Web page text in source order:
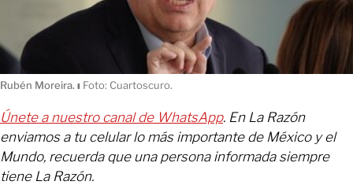
Rubén Moreira. ı Foto: Cuartoscuro.
Únete a nuestro canal de WhatsApp. En La Razón
enviamos a tu celular lo más importante de México y el
Mundo, recuerda que una persona informada siempre
tiene La Razón.